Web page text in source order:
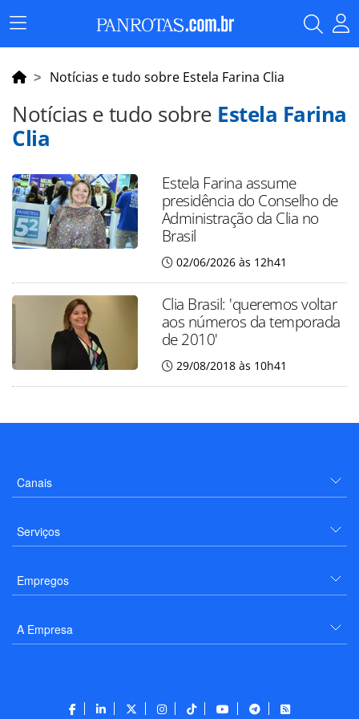
Menu
Principal
Notícias e tudo sobre Estela Farina Clia
Notícias e tudo sobre Estela Farina
Clia
Estela Farina assume
presidência do Conselho de
Administração da Clia no
Brasil
02/06/2026 às 12h41
Clia Brasil: 'queremos voltar
aos números da temporada
de 2010'
29/08/2018 às 10h41
Canais
Serviços
Empregos
A Empresa